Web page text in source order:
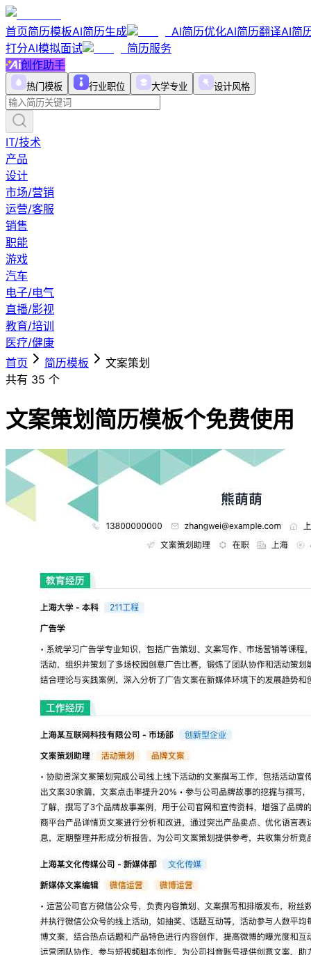
首页简历模板AI简历生成 AI简历优化AI简历翻译AI简
打分AI模拟面试
简历服务
创作助手
热门模板 行业职位 大学专业 设计风格
IT/技术
产品
设计
市场/营销
运营/客服
销售
职能
游戏
汽车
电子/电气
直播/影视
教育/培训
医疗/健康
首页
简历模板
文案策划
共有 35 个
文案策划简历模板个免费使用